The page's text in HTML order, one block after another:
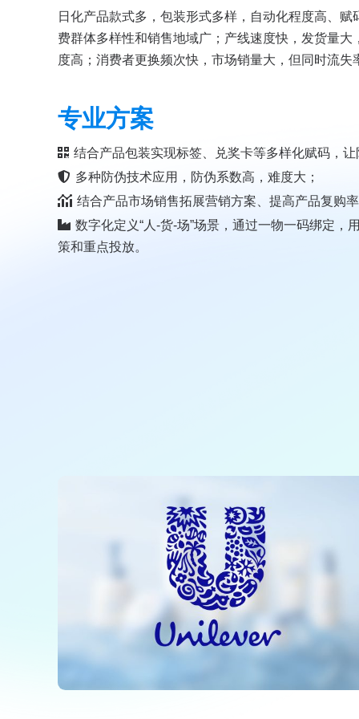
日化产品款式多，包装形式多样，自动化程度高、
费群体多样性和销售地域广；产线速度快，发货量大
度高；消费者更换频次快，市场销量大，但同时流失
专业方案
结合产品包装实现标签、兑奖卡等多样化赋码，
多种防伪技术应用，防伪系数高，难度大；
结合产品市场销售拓展营销方案、提高产品复购
数字化定义“人-货-场”场景，通过一物一码绑定，
策和重点投放。